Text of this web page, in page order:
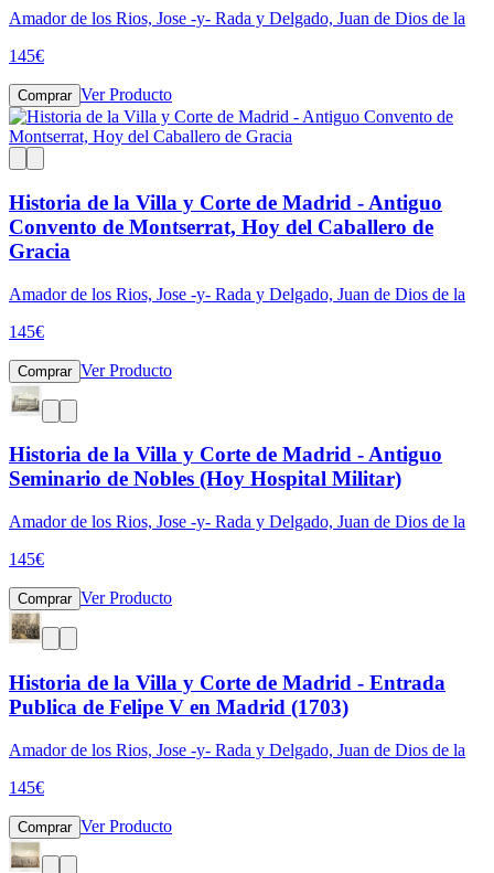
Amador de los Rios, Jose -y- Rada y Delgado, Juan de Dios de la
145€
Comprar Ver Producto
Historia de la Villa y Corte de Madrid - Antiguo
Convento de Montserrat, Hoy del Caballero de
Gracia
Amador de los Rios, Jose -y- Rada y Delgado, Juan de Dios de la
145€
Comprar Ver Producto
Historia de la Villa y Corte de Madrid - Antiguo
Seminario de Nobles (Hoy Hospital Militar)
Amador de los Rios, Jose -y- Rada y Delgado, Juan de Dios de la
145€
Comprar Ver Producto
Historia de la Villa y Corte de Madrid - Entrada
Publica de Felipe V en Madrid (1703)
Amador de los Rios, Jose -y- Rada y Delgado, Juan de Dios de la
145€
Comprar Ver Producto